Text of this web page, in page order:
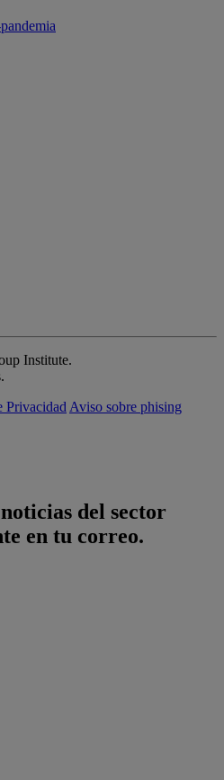
Institute.
Privacidad Aviso sobre phising
del sector
en tu correo.